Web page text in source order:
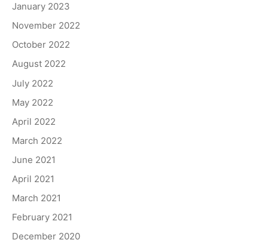
January 2023
November 2022
October 2022
August 2022
July 2022
May 2022
April 2022
March 2022
June 2021
April 2021
March 2021
February 2021
December 2020